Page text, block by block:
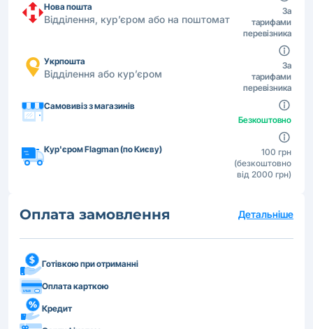
Нова пошта
Відділення, кур’єром або на поштомат
За
тарифами
перевізника
Укрпошта
Відділення або кур’єром
За
тарифами
перевізника
Самовивіз з магазинів
Безкоштовно
Кур'єром Flagman (по Києву)
100 грн
(безкоштовно
від 2000 грн)
Оплата замовлення Детальніше
Готівкою при отриманні
Оплата карткою
Кредит